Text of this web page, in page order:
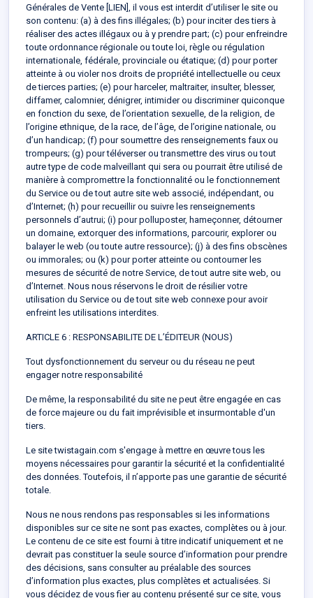
Générales de Vente [LIEN], il vous est interdit d’utiliser le site ou
son contenu: (a) à des fins illégales; (b) pour inciter des tiers à
réaliser des actes illégaux ou à y prendre part; (c) pour enfreindre
toute ordonnance régionale ou toute loi, règle ou régulation
internationale, fédérale, provinciale ou étatique; (d) pour porter
atteinte à ou violer nos droits de propriété intellectuelle ou ceux
de tierces parties; (e) pour harceler, maltraiter, insulter, blesser,
diffamer, calomnier, dénigrer, intimider ou discriminer quiconque
en fonction du sexe, de l’orientation sexuelle, de la religion, de
l’origine ethnique, de la race, de l’âge, de l’origine nationale, ou
d’un handicap; (f) pour soumettre des renseignements faux ou
trompeurs; (g) pour téléverser ou transmettre des virus ou tout
autre type de code malveillant qui sera ou pourrait être utilisé de
manière à compromettre la fonctionnalité ou le fonctionnement
du Service ou de tout autre site web associé, indépendant, ou
d’Internet; (h) pour recueillir ou suivre les renseignements
personnels d’autrui; (i) pour polluposter, hameçonner, détourner
un domaine, extorquer des informations, parcourir, explorer ou
balayer le web (ou toute autre ressource); (j) à des fins obscènes
ou immorales; ou (k) pour porter atteinte ou contourner les
mesures de sécurité de notre Service, de tout autre site web, ou
d’Internet. Nous nous réservons le droit de résilier votre
utilisation du Service ou de tout site web connexe pour avoir
enfreint les utilisations interdites.
ARTICLE 6 : RESPONSABILITE DE L’ÉDITEUR (NOUS)
Tout dysfonctionnement du serveur ou du réseau ne peut
engager notre responsabilité
De même, la responsabilité du site ne peut être engagée en cas
de force majeure ou du fait imprévisible et insurmontable d'un
tiers.
Le site twistagain.com s'engage à mettre en œuvre tous les
moyens nécessaires pour garantir la sécurité et la confidentialité
des données. Toutefois, il n’apporte pas une garantie de sécurité
totale.
Nous ne nous rendons pas responsables si les informations
disponibles sur ce site ne sont pas exactes, complètes ou à jour.
Le contenu de ce site est fourni à titre indicatif uniquement et ne
devrait pas constituer la seule source d’information pour prendre
des décisions, sans consulter au préalable des sources
d’information plus exactes, plus complètes et actualisées. Si
vous décidez de vous fier au contenu présenté sur ce site, vous